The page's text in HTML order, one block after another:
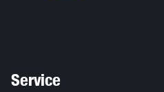
Service